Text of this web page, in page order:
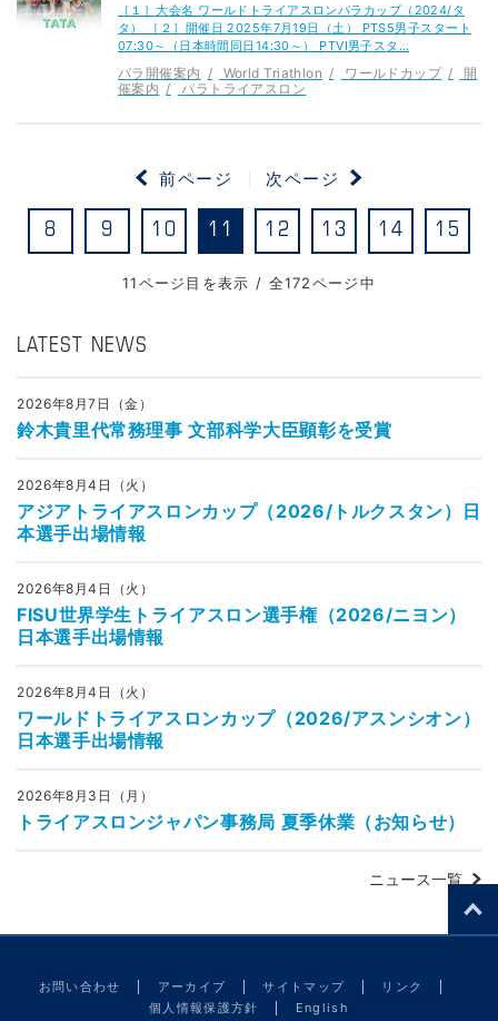
［１］大会名 ワールドトライアスロンパラカップ（2024/タ
タ） ［２］開催日 2025年7月19日（土） PTS5男子スタート
07:30～（日本時間同日14:30～） PTVI男子スタ…
パラ開催案内 World Triathlon ワールドカップ
開
催案内
パラトライアスロン
11ページ目を表示 / 全172ページ中
前ページ
8 9 10 11 12 13 14 15
次ページ
LATEST NEWS
2026年8月7日（金）
鈴木貴里代常務理事 文部科学大臣顕彰を受賞
2026年8月4日（火）
アジアトライアスロンカップ（2026/トルクスタン）日
本選手出場情報
2026年8月4日（火）
FISU世界学生トライアスロン選手権（2026/ニヨン）
日本選手出場情報
2026年8月4日（火）
ワールドトライアスロンカップ（2026/アスンシオン）
日本選手出場情報
2026年8月3日（月）
トライアスロンジャパン事務局 夏季休業（お知らせ）
ニュース一覧
お問い合わせ アーカイブ サイトマップ
リンク
個人情報保護方針
English